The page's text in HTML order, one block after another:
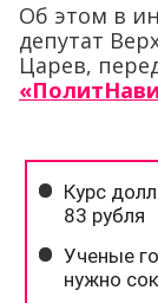
Об этом в
депутат
Царев,